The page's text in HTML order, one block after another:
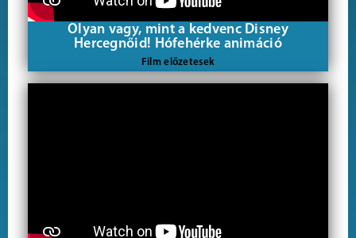
Olyan vagy, mint a kedvenc Disney
Hercegnőid! Hófehérke animáció
Film előzetesek